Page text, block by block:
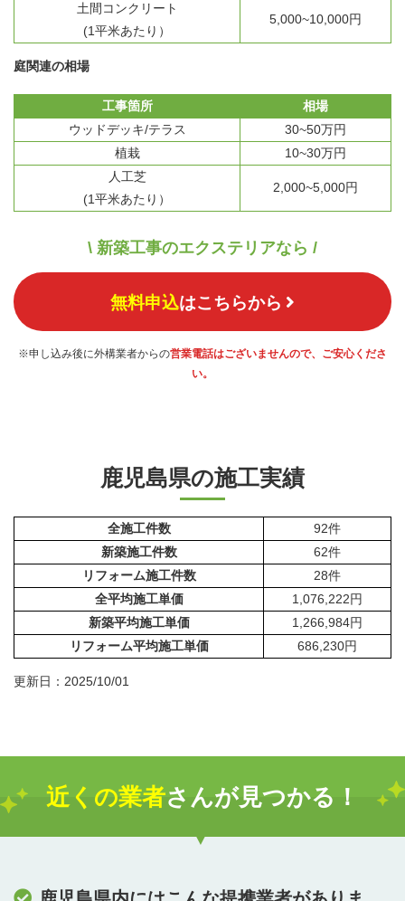
土間コンクリート
(1平米あたり）
5,000~10,000円
庭関連の相場
工事箇所
相場
ウッドデッキ/テラス
30~50万円
植栽
10~30万円
人工芝
(1平米あたり）
2,000~5,000円
\ 新築工事のエクステリアなら /
無料申込はこちらから
※申し込み後に外構業者からの営業電話はございませんので、ご安心くださ
い。
鹿児島県の施工実績
全施工件数
92件
新築施工件数
62件
リフォーム施工件数
28件
全平均施工単価
1,076,222円
新築平均施工単価
1,266,984円
リフォーム平均施工単価
686,230円
更新日：2025/10/01
近くの業者さんが見つかる！